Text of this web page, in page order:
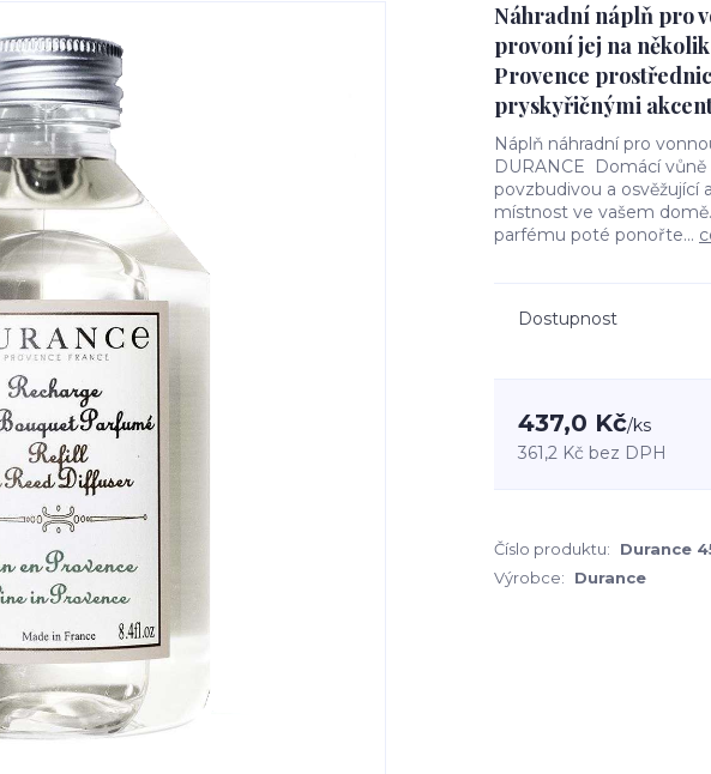
Náhradní náplň pro
provoní jej na
Provence
pryskyřičnými
Náplň náhradní pro
DURANCE Domácí
povzbudivou a osvěžující
místnost ve vašem
parfému poté ponořte...
Dostupnost
437,0 Kč/ks
361,2 Kč bez DPH
Číslo produktu: Durance
Výrobce:
Durance